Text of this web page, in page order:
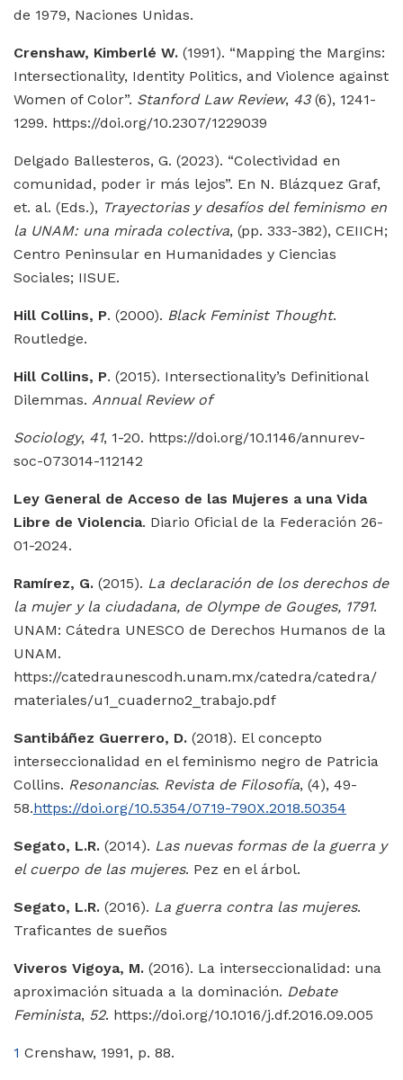
de 1979, Naciones Unidas.
Crenshaw, Kimberlé W. (1991). “Mapping the Margins:
Intersectionality, Identity Politics, and Violence against
Women of Color”. Stanford Law Review, 43(6), 1241-
1299. https://doi.org/10.2307/1229039
Delgado Ballesteros, G. (2023). “Colectividad en
comunidad, poder ir más lejos”. En N. Blázquez Graf,
et. al. (Eds.), Trayectorias y desafíos del feminismo en
la UNAM: una mirada colectiva, (pp. 333-382), CEIICH;
Centro Peninsular en Humanidades y Ciencias
Sociales; IISUE.
Hill Collins, P. (2000). Black Feminist Thought.
Routledge.
Hill Collins, P. (2015). Intersectionality’s Definitional
Dilemmas. Annual Review of
Sociology, 41, 1-20. https://doi.org/10.1146/annurev-
soc-073014-112142
Ley General de Acceso de las Mujeres a una Vida
Libre de Violencia. Diario Oficial de la Federación 26-
01-2024.
Ramírez, G. (2015). La declaración de los derechos de
la mujer y la ciudadana, de Olympe de Gouges, 1791.
UNAM: Cátedra UNESCO de Derechos Humanos de la
UNAM.
https://catedraunescodh.unam.mx/catedra/catedra/
materiales/u1_cuaderno2_trabajo.pdf
Santibáñez Guerrero, D. (2018). El concepto
interseccionalidad en el feminismo negro de Patricia
Collins. Resonancias. Revista de Filosofía, (4), 49-
58.https://doi.org/10.5354/0719-790X.2018.50354
Segato, L.R. (2014). Las nuevas formas de la guerra y
el cuerpo de las mujeres. Pez en el árbol.
Segato, L.R. (2016). La guerra contra las mujeres.
Traficantes de sueños
Viveros Vigoya, M. (2016). La interseccionalidad: una
aproximación situada a la dominación. Debate
Feminista, 52. https://doi.org/10.1016/j.df.2016.09.005
1 Crenshaw, 1991, p. 88.